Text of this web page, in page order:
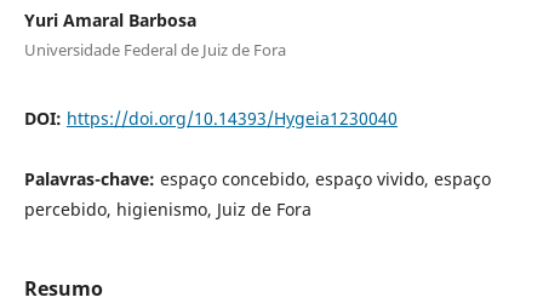
Yuri Amaral Barbosa
Universidade Federal de Juiz de Fora
DOI: https://doi.org/10.14393/Hygeia1230040
Palavras-chave: espaço concebido, espaço vivido, espaço
percebido, higienismo, Juiz de Fora
Resumo